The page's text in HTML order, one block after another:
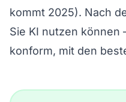
kommt 2025). Nach
Sie KI nutzen können
konform, mit den